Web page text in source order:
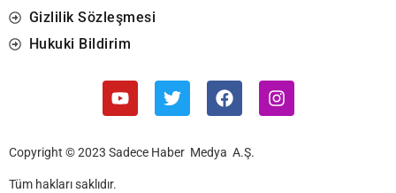
Gizlilik Sözleşmesi
Hukuki Bildirim
Copyright © 2023 Sadece Haber Medya A.Ş.
Tüm hakları saklıdır.